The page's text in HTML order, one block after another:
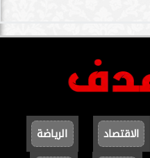
الاقتصاد
الرياضة